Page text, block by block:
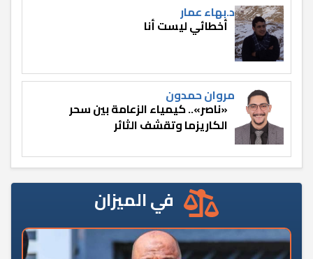
د.بهاء عمار
أخطائي ليست أنا
مروان حمدون
«ناصر».. كيمياء الزعامة بين سحر
الكاريزما وتقشف الثائر
في الميزان